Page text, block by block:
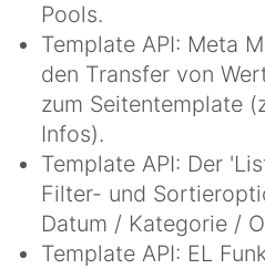
Pools.
Template API: Meta
den Transfer von
zum Seitentemplate
Infos).
Template API: Der
Filter- und
Datum / Kategorie /
Template API: EL